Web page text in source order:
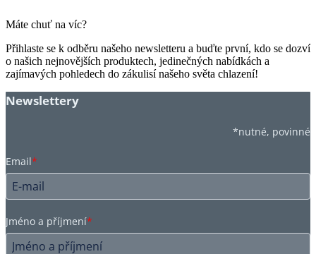
Máte chuť na víc?
Přihlaste se k odběru našeho newsletteru a buďte první, kdo se dozví
o našich nejnovějších produktech, jedinečných nabídkách a
zajímavých pohledech do zákulisí našeho světa chlazení!
Newslettery
*nutné, povinné
Email*
Jméno a příjmení*